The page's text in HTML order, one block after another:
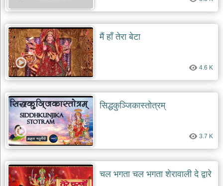
मैं हाँ तेरा बेटा
4.6 K
सिद्धकुञ्जिकास्तोत्रम्
3.7 K
चल भगता चल भगता शेरावाली दे द्वारे